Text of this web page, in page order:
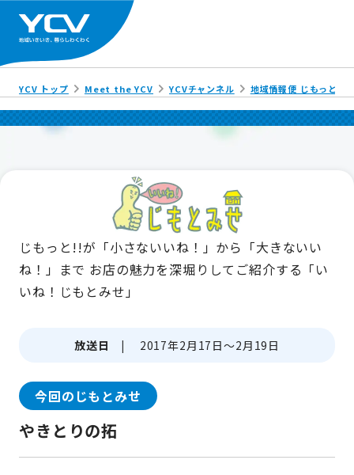
YCV トップ Meet the YCV YCVチャンネル 地域情報便 じもっと!!
じもっと!!が「小さないいね！」から「大きないい
ね！」まで お店の魅力を深堀りしてご紹介する「い
いね！じもとみせ」
放送日 | 2017年2月17日～2月19日
今回のじもとみせ
やきとりの拓